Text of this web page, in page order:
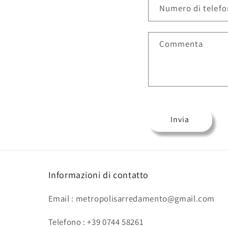
Numero di
Commenta
Invia
Informazioni di contatto
Email : metropolisarredamento@gmail.com
Telefono : +39 0744 58261